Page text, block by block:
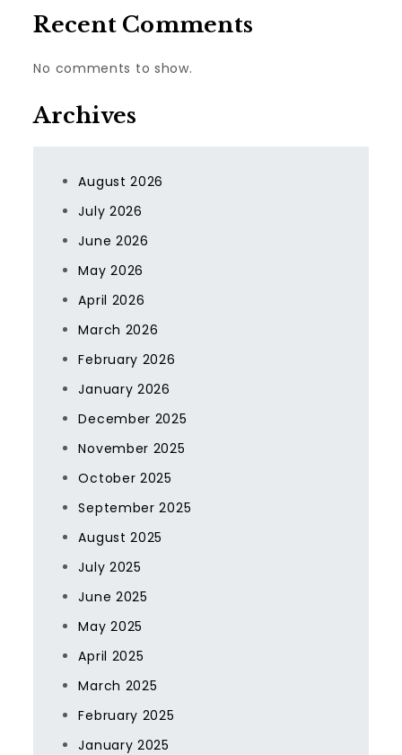
Recent Comments
No comments to show.
Archives
August 2026
July 2026
June 2026
May 2026
April 2026
March 2026
February 2026
January 2026
December 2025
November 2025
October 2025
September 2025
August 2025
July 2025
June 2025
May 2025
April 2025
March 2025
February 2025
January 2025